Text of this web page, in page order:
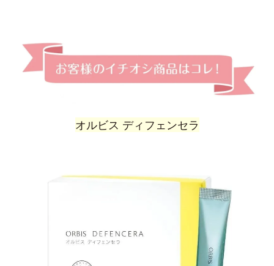
オルビス ディフェンセラ